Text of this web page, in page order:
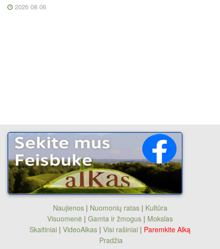
2026 08 06
Naujienos| Nuomonių ratas| Kultūra
Visuomenė | Gamta ir žmogus | Mokslas
Skaitiniai | VideoAlkas | Visi rašiniai | Paremkite Alką
Pradžia